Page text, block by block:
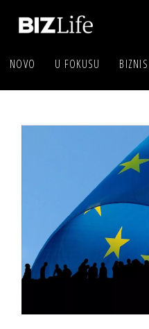
NOVO U FOKUSU BIZNIS